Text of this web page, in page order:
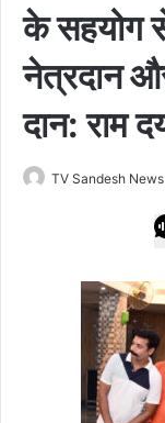
के सहयोग
नेत्रदान
दान: राम
TV Sandesh News